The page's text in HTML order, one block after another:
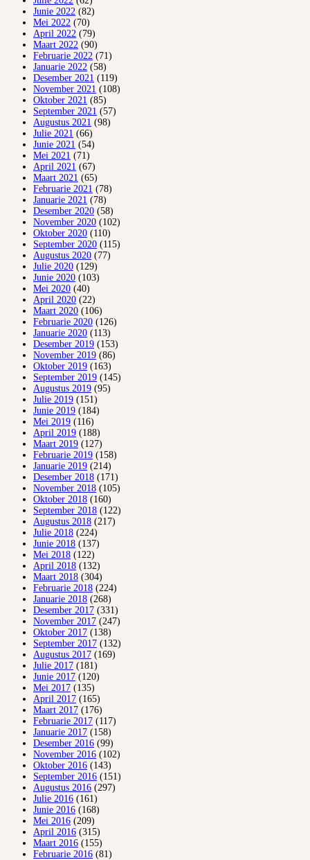
Junie 2022 (82)
Mei 2022 (70)
April 2022 (79)
Maart 2022 (90)
Februarie 2022 (71)
Januarie 2022 (58)
Desember 2021 (119)
November 2021 (108)
Oktober 2021 (85)
September 2021 (57)
Augustus 2021 (98)
Julie 2021 (66)
Junie 2021 (54)
Mei 2021 (71)
April 2021 (67)
Maart 2021 (65)
Februarie 2021 (78)
Januarie 2021 (78)
Desember 2020 (58)
November 2020 (102)
Oktober 2020 (110)
September 2020 (115)
Augustus 2020 (77)
Julie 2020 (129)
Junie 2020 (103)
Mei 2020 (40)
April 2020 (22)
Maart 2020 (106)
Februarie 2020 (126)
Januarie 2020 (113)
Desember 2019 (153)
November 2019 (86)
Oktober 2019 (163)
September 2019 (145)
Augustus 2019 (95)
Julie 2019 (151)
Junie 2019 (184)
Mei 2019 (116)
April 2019 (188)
Maart 2019 (127)
Februarie 2019 (158)
Januarie 2019 (214)
Desember 2018 (171)
November 2018 (105)
Oktober 2018 (160)
September 2018 (122)
Augustus 2018 (217)
Julie 2018 (224)
Junie 2018 (137)
Mei 2018 (122)
April 2018 (132)
Maart 2018 (304)
Februarie 2018 (224)
Januarie 2018 (268)
Desember 2017 (331)
November 2017 (247)
Oktober 2017 (138)
September 2017 (132)
Augustus 2017 (169)
Julie 2017 (181)
Junie 2017 (120)
Mei 2017 (135)
April 2017 (165)
Maart 2017 (176)
Februarie 2017 (117)
Januarie 2017 (158)
Desember 2016 (99)
November 2016 (102)
Oktober 2016 (143)
September 2016 (151)
Augustus 2016 (297)
Julie 2016 (161)
Junie 2016 (168)
Mei 2016 (209)
April 2016 (315)
Maart 2016 (155)
Februarie 2016 (81)